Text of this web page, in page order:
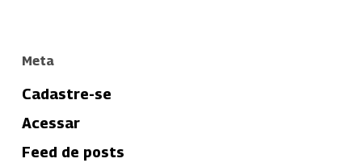
Meta
Cadastre-se
Acessar
Feed de posts